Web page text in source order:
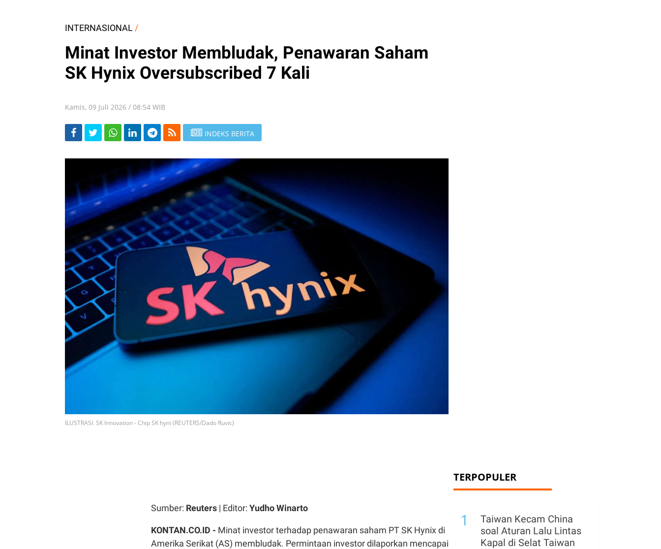
INTERNASIONAL /
Minat Investor Membludak, Penawaran Saham
SK Hynix Oversubscribed 7 Kali
Kamis, 09 Juli 2026 / 08:54 WIB
INDEKS BERITA
ILUSTRASI. SK Innovation - Chip SK hyni (REUTERS/Dado Ruvic)
Sumber: Reuters | Editor: Yudho Winarto
KONTAN.CO.ID - Minat investor terhadap penawaran saham PT SK Hynix di
Amerika Serikat (AS) membludak. Permintaan investor dilaporkan mencapai
TERPOPULER
1
Taiwan Kecam China
soal Aturan Lalu Lintas
Kapal di Selat Taiwan